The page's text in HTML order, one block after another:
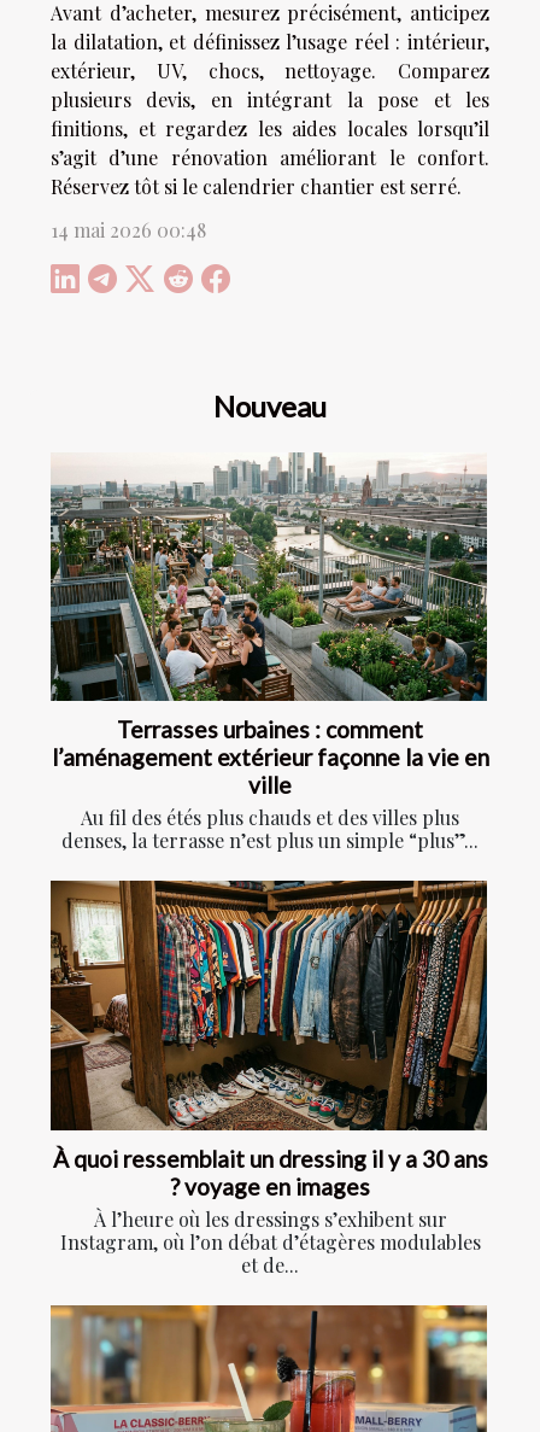
Avant d’acheter, mesurez précisément, anticipez
la dilatation, et définissez l’usage réel : intérieur,
extérieur, UV, chocs, nettoyage. Comparez
plusieurs devis, en intégrant la pose et les
finitions, et regardez les aides locales lorsqu’il
s’agit d’une rénovation améliorant le confort.
Réservez tôt si le calendrier chantier est serré.
14 mai 2026 00:48
Nouveau
Terrasses urbaines : comment
l’aménagement extérieur façonne la vie en
ville
Au fil des étés plus chauds et des villes plus
denses, la terrasse n’est plus un simple “plus”...
À quoi ressemblait un dressing il y a 30 ans
? voyage en images
À l’heure où les dressings s’exhibent sur
Instagram, où l’on débat d’étagères modulables
et de...